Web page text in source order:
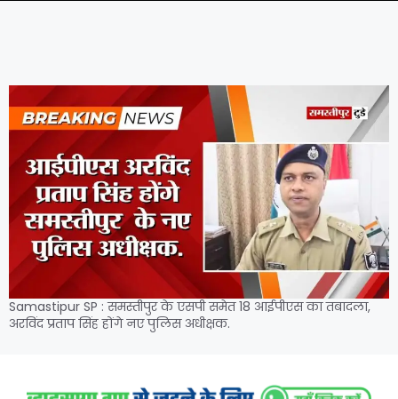
Samastipur SP : समस्तीपुर के एसपी समेत 18 आईपीएस का तबादला,
अरविंद प्रताप सिंह होंगे नए पुलिस अधीक्षक.